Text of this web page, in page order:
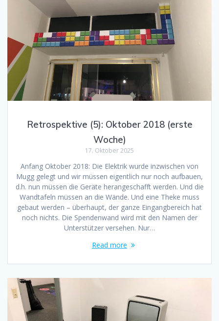
Retrospektive (5): Oktober 2018 (erste
Woche)
17. Oktober 2025
Anfang Oktober 2018: Die Elektrik wurde inzwischen von
Mugg gelegt und wir müssen eigentlich nur noch aufbauen,
d.h. nun müssen die Geräte herangeschafft werden. Und die
Wandtafeln müssen an die Wände. Und eine Theke muss
gebaut werden – überhaupt, der ganze Eingangbereich hat
noch nichts. Die Spendenwand wird mit den Namen der
Unterstützer versehen. Nur…
Read more